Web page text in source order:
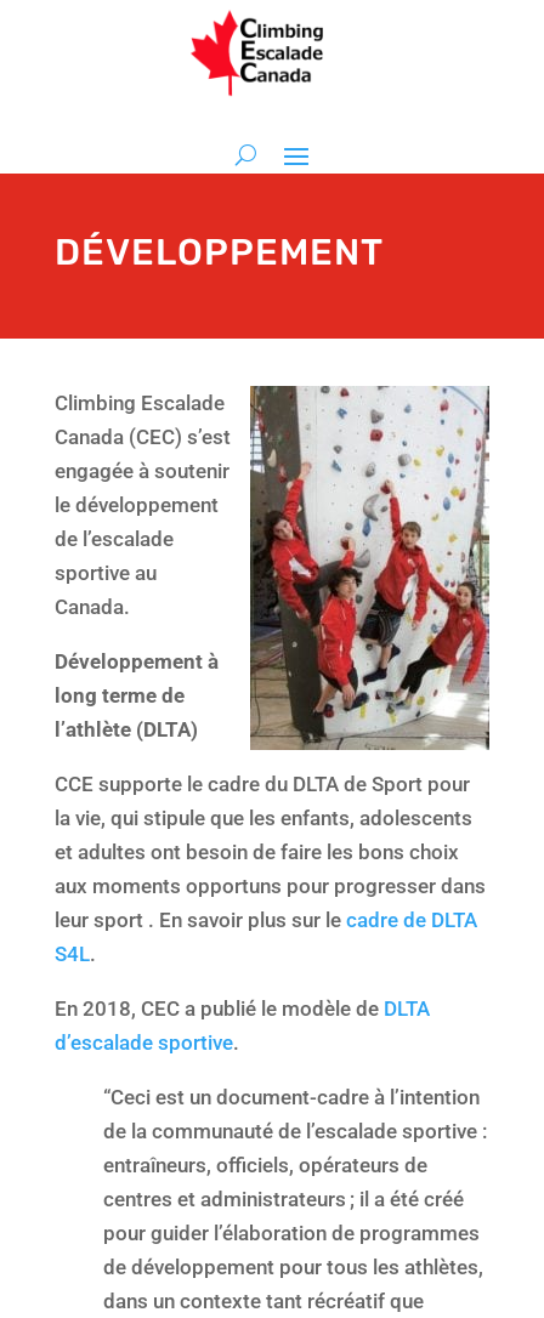
DÉVELOPPEMENT
Climbing Escalade
Canada (CEC) s’est
engagée à soutenir
le développement
de l’escalade
sportive au
Canada.
Développement à
long terme de
l’athlète (DLTA)
CCE supporte le cadre du DLTA de Sport pour
la vie, qui stipule que les enfants, adolescents
et adultes ont besoin de faire les bons choix
aux moments opportuns pour progresser dans
leur sport . En savoir plus sur le cadre de DLTA
S4L.
En 2018, CEC a publié le modèle de DLTA
d’escalade sportive.
“Ceci est un document-cadre à l’intention
de la communauté de l’escalade sportive :
entraîneurs, officiels, opérateurs de
centres et administrateurs ; il a été créé
pour guider l’élaboration de programmes
de développement pour tous les athlètes,
dans un contexte tant récréatif que